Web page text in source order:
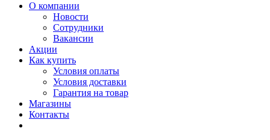
О компании
Новости
Сотрудники
Вакансии
Акции
Как купить
Условия оплаты
Условия доставки
Гарантия на товар
Магазины
Контакты